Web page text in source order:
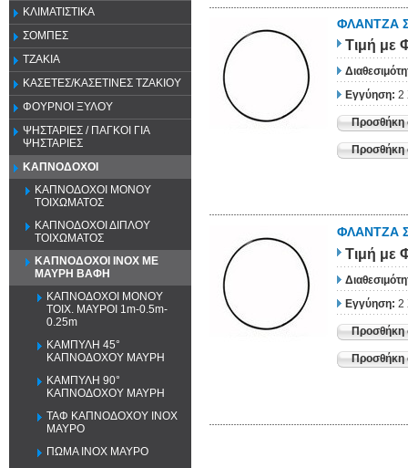
ΚΛΙΜΑΤΙΣΤΙΚΑ
ΣΟΜΠΕΣ
ΤΖΑΚΙΑ
ΚΑΣΕΤΕΣ/ΚΑΣΕΤΙΝΕΣ ΤΖΑΚΙΟΥ
ΦΟΥΡΝΟΙ ΞΥΛΟΥ
ΨΗΣΤΑΡΙΕΣ / ΠΑΓΚΟΙ ΓΙΑ
ΨΗΣΤΑΡΙΕΣ
ΚΑΠΝΟΔΟΧΟΙ
ΚΑΠΝΟΔΟΧΟΙ ΜΟΝΟΥ
ΤΟΙΧΩΜΑΤΟΣ
ΚΑΠΝΟΔΟΧΟΙ ΔΙΠΛΟΥ
ΤΟΙΧΩΜΑΤΟΣ
ΚΑΠΝΟΔΟΧΟΙ ΙΝΟΧ ΜΕ
ΜΑΥΡΗ ΒΑΦΗ
ΚΑΠΝΟΔΟΧΟΙ ΜΟΝΟΥ
ΤΟΙΧ. ΜΑΥΡΟΙ 1m-0.5m-
0.25m
ΚΑΜΠΥΛΗ 45°
ΚΑΠΝΟΔΟΧΟΥ ΜΑΥΡΗ
ΚΑΜΠΥΛΗ 90°
ΚΑΠΝΟΔΟΧΟΥ ΜΑΥΡΗ
ΤΑΦ ΚΑΠΝΟΔΟΧΟΥ ΙΝΟΧ
ΜΑΥΡΟ
ΠΩΜΑ ΙΝΟΧ ΜΑΥΡΟ
ΦΛΑΝΤΖΑ
Τιμή με
Εγγύηση: 2
Προσθήκη
Προσθήκη
ΦΛΑΝΤΖΑ
Τιμή με
Εγγύηση: 2
Προσθήκη
Προσθήκη